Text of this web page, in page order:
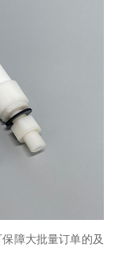
障大批量订单的及